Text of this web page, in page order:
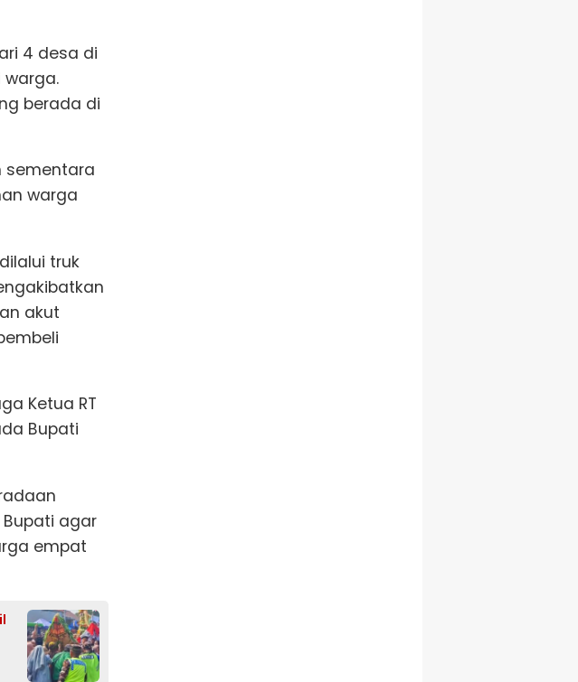
4 desa di
berada di
sementara
warga
truk
akut
Ketua RT
Bupati
agar
empat